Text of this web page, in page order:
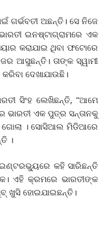
ଗର୍ଭବତୀ ଅଛନ୍ତି। ସେ ନିଜେ
ଇନଷ୍ଟାଗ୍ରାମରେ ଏକ
କରାଯାଇ ଥିବା ଫଟୋରେ
ଆସୁଛନ୍ତି। ତାଙ୍କ ସ୍ୱାମୀ
ଦେଖାଯାଉଛି।
ସିଂହ ଲେଖିଛନ୍ତି, “ଆମେ
ଭାରତୀ ଏକ ପୁତ୍ର ସନ୍ତାନକୁ
ଗୋଲା । ସୋସିଆଲ ମିଡିଆରେ
।
କହି ସାରିଛନ୍ତି
ଏହି କ୍ରମରେ ଭାରତୀଙ୍କ
ଖୁସି ହୋଇଯାଇଛନ୍ତି।